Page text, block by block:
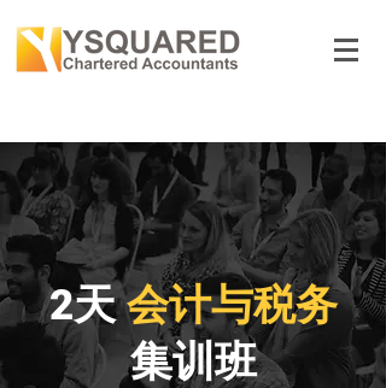
2天会计与税务
集训班